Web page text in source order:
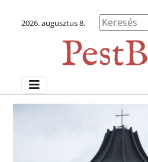
2026. augusztus 8.